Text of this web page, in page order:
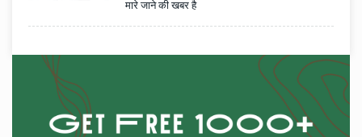
मारे जाने की खबर है